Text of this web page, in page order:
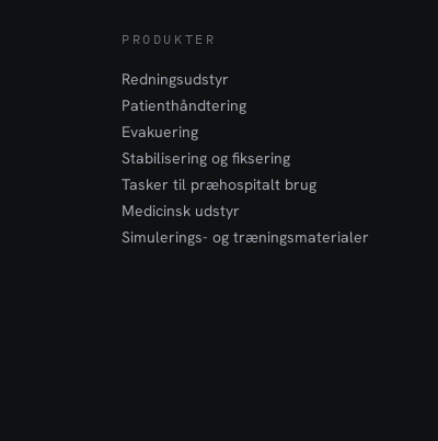
PRODUKTER
Redningsudstyr
Patienthåndtering
Evakuering
Stabilisering og fiksering
Tasker til præhospitalt brug
Medicinsk udstyr
Simulerings- og træningsmaterialer